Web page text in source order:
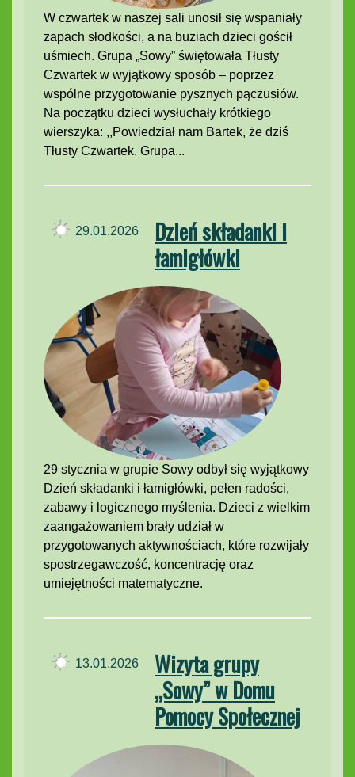
W czwartek w naszej sali unosił się wspaniały
zapach słodkości, a na buziach dzieci gościł
uśmiech. Grupa „Sowy” świętowała Tłusty
Czwartek w wyjątkowy sposób – poprzez
wspólne przygotowanie pysznych pączusiów.
Na początku dzieci wysłuchały krótkiego
wierszyka: ,,Powiedział nam Bartek, że dziś
Tłusty Czwartek. Grupa...
Dzień składanki i
łamigłówki
29.01.2026
29 stycznia w grupie Sowy odbył się wyjątkowy
Dzień składanki i łamigłówki, pełen radości,
zabawy i logicznego myślenia. Dzieci z wielkim
zaangażowaniem brały udział w
przygotowanych aktywnościach, które rozwijały
spostrzegawczość, koncentrację oraz
umiejętności matematyczne.
Wizyta grupy
„Sowy” w Domu
Pomocy Społecznej
13.01.2026